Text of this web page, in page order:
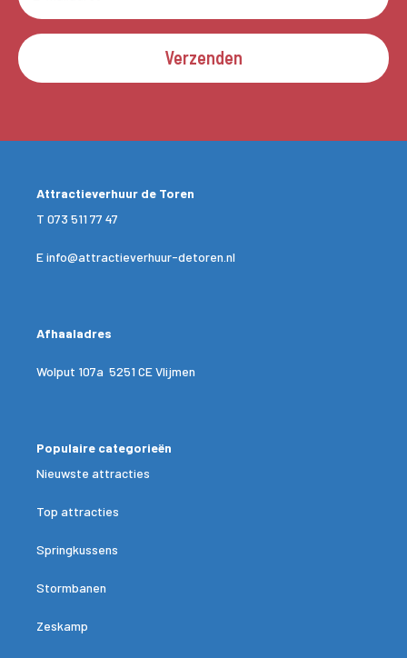
Verzenden
Attractieverhuur de Toren
T 073 511 77 47
Einfo@attractieverhuur-detoren.nl
Afhaaladres
Wolput 107a 5251 CE Vlijmen
Populaire categorieën
Nieuwste attracties
Top attracties
Springkussens
Stormbanen
Zeskamp